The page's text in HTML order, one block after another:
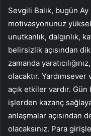
Sevgili Balık, bugün
motivasyonunuz
unutkanlık, dalgınlık,
belirsizlik açısından
zamanda
olacaktır. Yardımsever
açık etkiler vardır. Gün
işlerden kazanç
anlaşmalar açısından
olacaksınız. Para